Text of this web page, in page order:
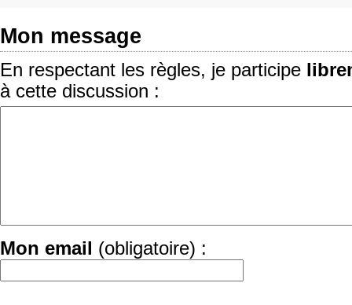
Mon message
En respectant les règles, je participe
à cette discussion :
Mon email (obligatoire) :